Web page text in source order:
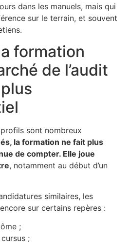
dans les manuels, mais qui
sur le terrain, et souvent
formation
de l’audit
sont nombreux
la formation ne fait plus
de compter. Elle joue
, notamment au début d’un
similaires, les
sur certains repères :
;
;